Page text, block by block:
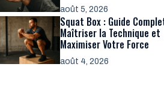
août 5, 2026
Squat Box : Guide
Maîtriser la Technique et
Maximiser Votre Force
août 4, 2026